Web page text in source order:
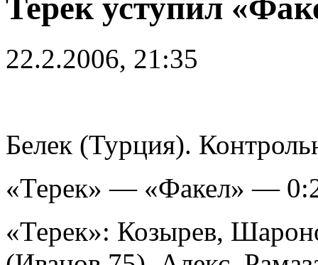
Терек уступил
22.2.2006, 21:35
Белек (Турция).
«Терек» — «Факел» —
«Терек»: Козырев,